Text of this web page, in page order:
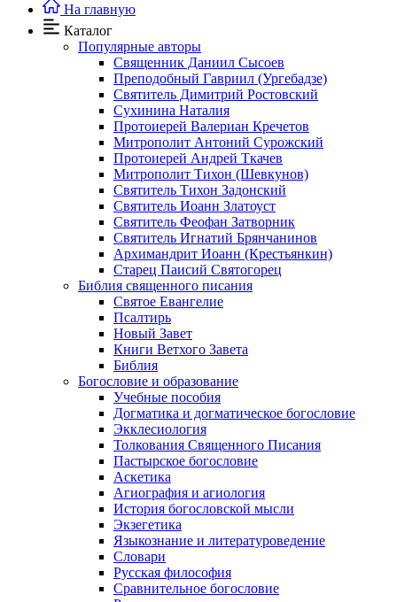
На главную
Каталог
Популярные авторы
Священник Даниил Сысоев
Преподобный Гавриил (Ургебадзе)
Святитель Димитрий Ростовский
Сухинина Наталия
Протоиерей Валериан Кречетов
Митрополит Антоний Сурожский
Протоиерей Андрей Ткачев
Митрополит Тихон (Шевкунов)
Святитель Тихон Задонский
Святитель Иоанн Златоуст
Cвятитель Феофан Затворник
Святитель Игнатий Брянчанинов
Архимандрит Иоанн (Крестьянкин)
Старец Паисий Святогорец
Библия священного писания
Святое Евангелие
Псалтирь
Новый Завет
Книги Ветхого Завета
Библия
Богословие и образование
Учебные пособия
Догматика и догматическое богословие
Экклесиология
Толкования Священного Писания
Пастырское богословие
Аскетика
Агиография и агиология
История богословской мысли
Экзегетика
Языкознание и литературоведение
Словари
Русская философия
Сравнительное богословие